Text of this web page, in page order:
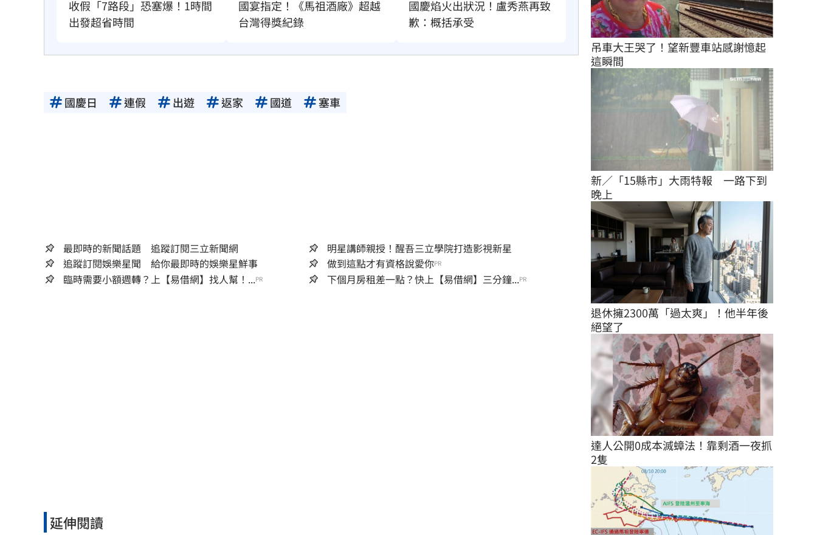
收假「7路段」恐塞爆！1時間
出發超省時間
國宴指定！《馬祖酒廠》超越
台灣得獎紀錄
國慶焰火出狀況！盧秀燕再致
歉：概括承受
國慶日 連假 出遊 返家 國道 塞車
最即時的新聞話題 追蹤訂閱三立新聞網
明星講師親授！醒吾三立學院打造影視新星
追蹤訂閱娛樂星聞 給你最即時的娛樂星鮮事
做到這點才有資格說愛你PR
臨時需要小額週轉？上【易借網】找人幫！...PR 下個月房租差一點？快上【易借網】三分鐘...PR
延伸閱讀
吊車大王哭了！望新豐車站感謝憶起
這瞬間
新／「15縣市」大雨特報　一路下到
晚上
退休擁2300萬「過太爽」！他半年後
絕望了
達人公開0成本滅蟑法！靠剩酒一夜抓
2隻